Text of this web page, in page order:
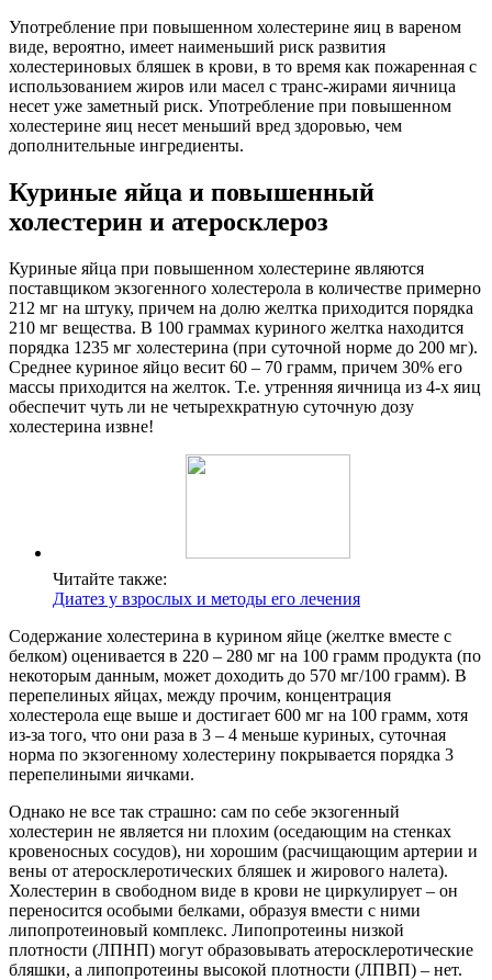
Употребление при повышенном холестерине яиц в вареном
виде, вероятно, имеет наименьший риск развития
холестериновых бляшек в крови, в то время как пожаренная с
использованием жиров или масел с транс-жирами яичница
несет уже заметный риск. Употребление при повышенном
холестерине яиц несет меньший вред здоровью, чем
дополнительные ингредиенты.
Куриные яйца и повышенный
холестерин и атеросклероз
Куриные яйца при повышенном холестерине являются
поставщиком экзогенного холестерола в количестве примерно
212 мг на штуку, причем на долю желтка приходится порядка
210 мг вещества. В 100 граммах куриного желтка находится
порядка 1235 мг холестерина (при суточной норме до 200 мг).
Среднее куриное яйцо весит 60 – 70 грамм, причем 30% его
массы приходится на желток. Т.е. утренняя яичница из 4-х яиц
обеспечит чуть ли не четырехкратную суточную дозу
холестерина извне!
Читайте также:
Диатез у взрослых и методы его лечения
Содержание холестерина в курином яйце (желтке вместе с
белком) оценивается в 220 – 280 мг на 100 грамм продукта (по
некоторым данным, может доходить до 570 мг/100 грамм). В
перепелиных яйцах, между прочим, концентрация
холестерола еще выше и достигает 600 мг на 100 грамм, хотя
из-за того, что они раза в 3 – 4 меньше куриных, суточная
норма по экзогенному холестерину покрывается порядка 3
перепелиными яичками.
Однако не все так страшно: сам по себе экзогенный
холестерин не является ни плохим (оседающим на стенках
кровеносных сосудов), ни хорошим (расчищающим артерии и
вены от атеросклеротических бляшек и жирового налета).
Холестерин в свободном виде в крови не циркулирует – он
переносится особыми белками, образуя вмести с ними
липопротеиновый комплекс. Липопротеины низкой
плотности (ЛПНП) могут образовывать атеросклеротические
бляшки, а липопротеины высокой плотности (ЛПВП) – нет.